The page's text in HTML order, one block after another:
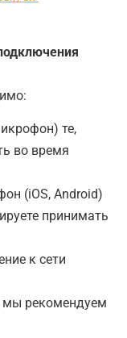
те,
во время
(iOS, Android)
принимать
к сети
мы рекомендуем